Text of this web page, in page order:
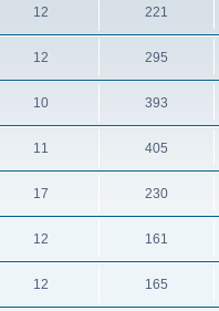
12 221
12 295
10 393
11 405
17 230
12 161
12 165